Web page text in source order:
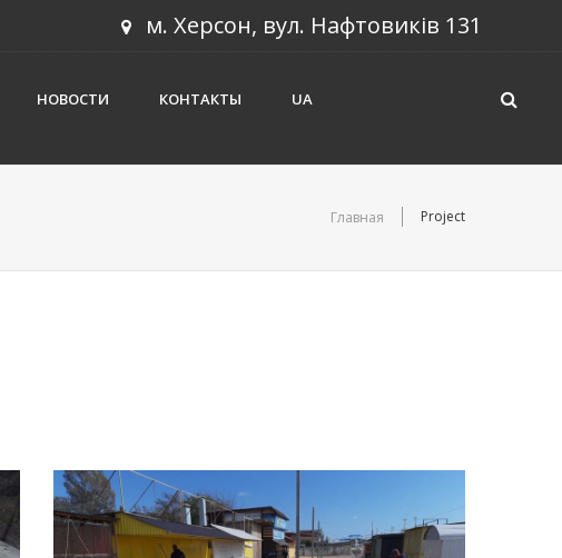
м. Херсон, вул. Нафтовиків 131
НОВОСТИ КОНТАКТЫ UA
Главная Project